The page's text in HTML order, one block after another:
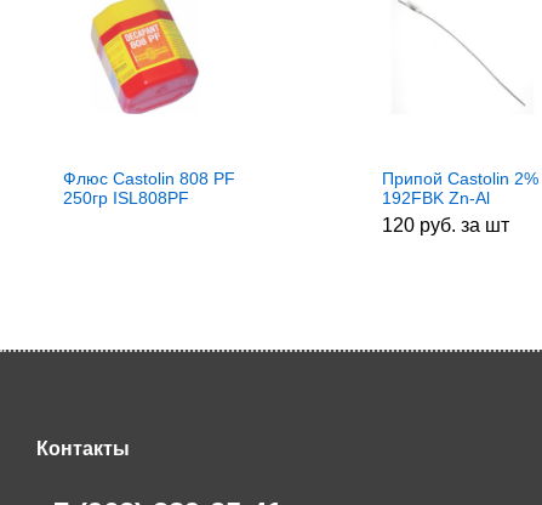
Флюс Castolin 808 PF
250гр ISL808PF
Припой Castolin 2%
192FBK Zn-Al
алюминиевый.
120 руб. за шт
Контакты